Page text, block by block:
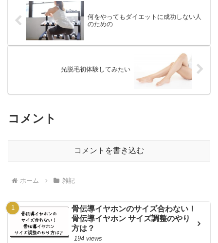
何をやってもダイエットに成功しない人
のための
光脱毛初体験してみたい
コメント
コメントを書き込む
ホーム 雑記
骨伝導イヤホンのサイズ合わない！
骨伝導イヤホン サイズ調整のやり
方は？
194 views